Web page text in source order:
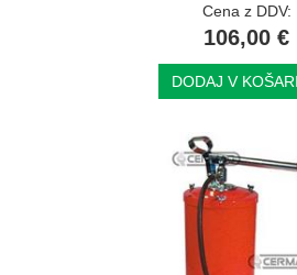
Cena z DDV:
106,00 €
DODAJ V